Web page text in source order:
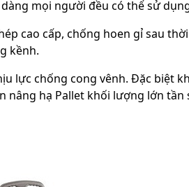
mọi người đều có thể sử
cao cấp, chống hoen gỉ sau
kềnh.
lực chống cong vênh. Đặc biệt
nâng hạ Pallet khối lượng lớn tần